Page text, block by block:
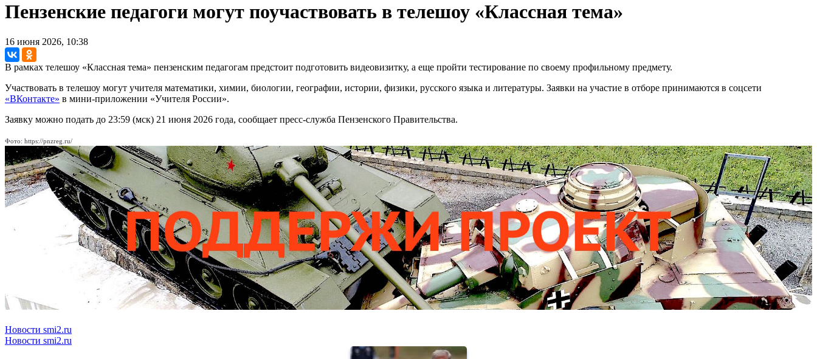
Пензенские педагоги могут поучаствовать в телешоу «Классная тема»
16 июня 2026, 10:38
В рамках телешоу «Классная тема» пензенским педагогам предстоит подготовить видеовизитку, а еще пройти тестирование по своему профильному предмету.
Участвовать в телешоу могут учителя математики, химии, биологии, географии, истории, физики, русского языка и литературы. Заявки на участие в отборе принимаются в соцсети
«ВКонтакте» в мини-приложении «Учителя России».
Заявку можно подать до 23:59 (мск) 21 июня 2026 года, сообщает пресс-служба Пензенского Правительства.
Фото: https://pnzreg.ru/
Новости smi2.ru
Новости smi2.ru